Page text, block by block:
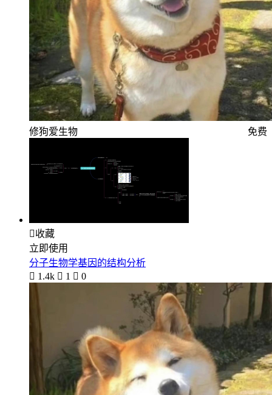
修狗爱生物 免费
收藏
立即使用
分子生物学基因的结构分析
 1.4k  1  0